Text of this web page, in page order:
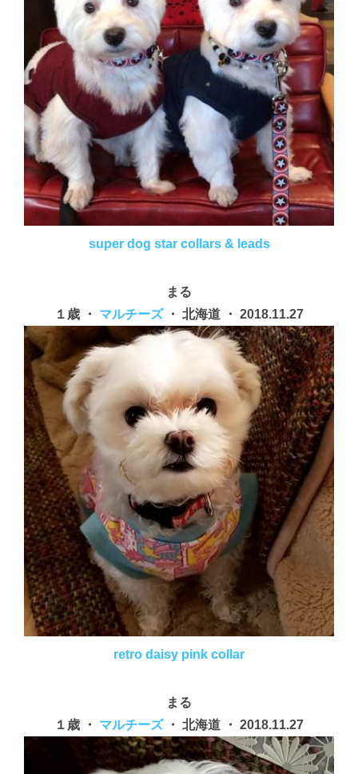
super dog star collars & leads
まる
１歳 ・ マルチーズ・ 北海道 ・ 2018.11.27
retro daisy pink collar
まる
１歳 ・ マルチーズ・ 北海道 ・ 2018.11.27